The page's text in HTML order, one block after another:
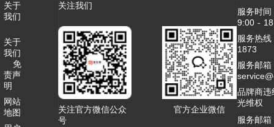
关于
我们
关于
我们
免
责声
明
网站
地图
关注我们
关注官方微信公众
号
官方企业微信
服务时
9:00 -
服务热
1873
服务邮箱
品牌商违
光维权
服务邮箱